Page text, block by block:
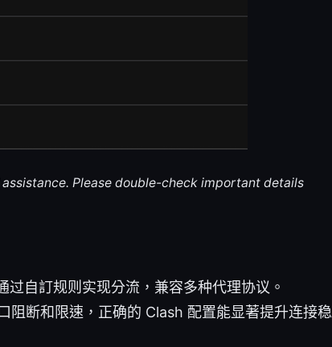
Please double-check important details
自訂规则实现分流，兼容多种代理协议。
阻断和限速，正确的 Clash 配置能显著提升连接稳